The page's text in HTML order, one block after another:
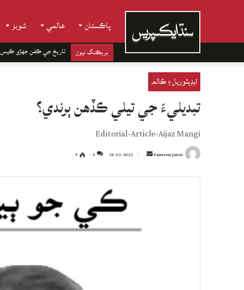
پاڪستان عالمي شوبز
بريڪنگ نيوز تاريخ جي ڪفن جھڙو ڪيس
ايڊيٽوريل ۽ ڪالم
تبديليءَ جي تيلي ڪڏهن ٻرندي؟
Editorial-Article-Aijaz Mangi
Yameen Jatoi
Send
email
18-02-2022
0
9